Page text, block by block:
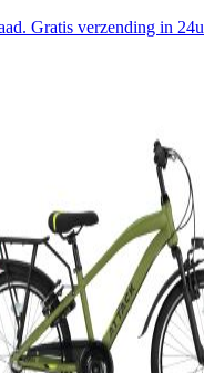
Gratis verzending in 24u